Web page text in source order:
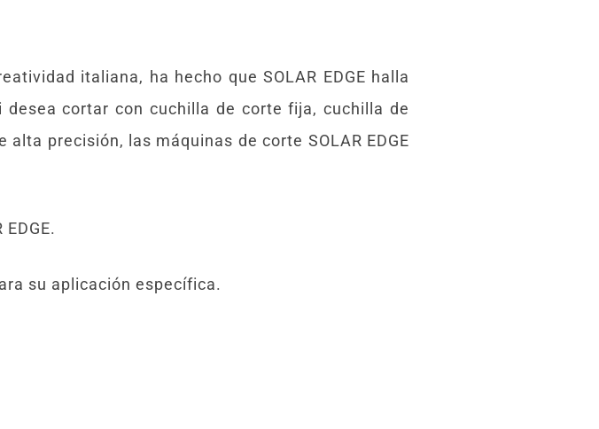
italiana, ha hecho que SOLAR EDGE halla
cortar con cuchilla de corte fija, cuchilla de
precisión, las máquinas de corte SOLAR EDGE
su aplicación específica.